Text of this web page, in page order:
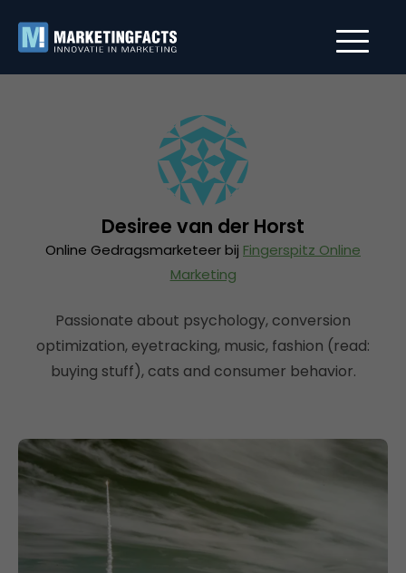
Desiree van der Horst
Online Gedragsmarketeer bij Fingerspitz Online
Marketing
Passionate about psychology, conversion
optimization, eyetracking, music, fashion (read:
buying stuff), cats and consumer behavior.